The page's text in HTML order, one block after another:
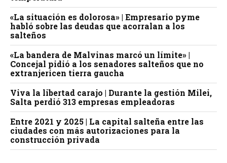
«La situación es dolorosa» | Empresario pyme
habló sobre las deudas que acorralan a los
salteños
«La bandera de Malvinas marcó un límite» |
Concejal pidió a los senadores salteños que no
extranjericen tierra gaucha
Viva la libertad carajo | Durante la gestión Milei,
Salta perdió 313 empresas empleadoras
Entre 2021 y 2025 | La capital salteña entre las
ciudades con más autorizaciones para la
construcción privada